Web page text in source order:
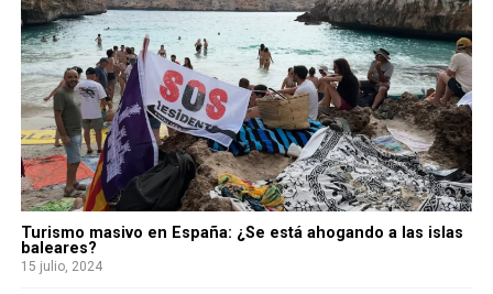
Turismo masivo en España: ¿Se está ahogando a las islas
baleares?
15 julio, 2024